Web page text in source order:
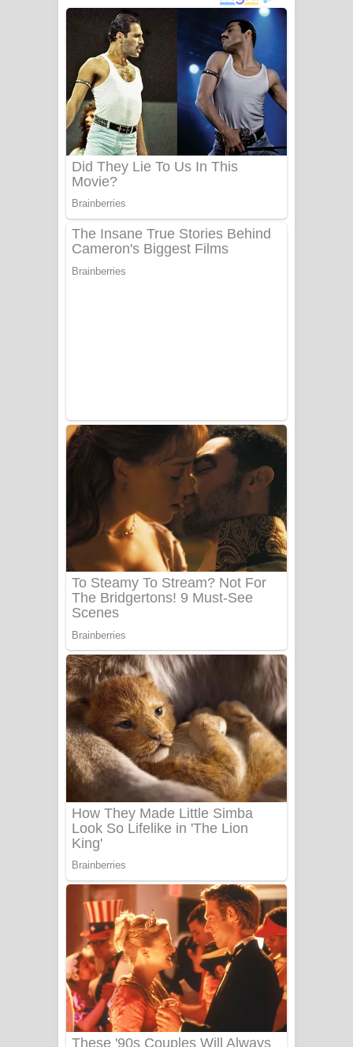
Liyamuda Dan Anagathe Song Lyrics
- ලියමුද දැන් අනාගතේ ගීතයේ පද පෙළ
Doni Song Lyrics - දෝණි ගීතයේ පද
පෙළ
Benthara Palame Song Lyrics -
බැබලෙන ගීතයේ පද පෙළ
Katakara Song Lyrics - කටකාර ගීතයේ
පද පෙළ
Tharu Yaye Dilena Song Lyrics - තරු
යායේ දිලෙනා ගීතයේ පද පෙළ
Ow Man Sosa Song Lyrics - ඔව් මං
සෝසා ගීතයේ පද පෙළ
Aye Lanweela Song Lyrics - ආයේ
ලංවීලා ගීතයේ පද පෙළ
Ala purannata Song Lyrics - ආල
පුරන්නට ගීතයේ පද පෙළ
FEVER DREAM Lyrics - Alex Warren
BTS : Hooligan Lyrics
ගීතයේ පද පෙළ
PATHINIYE Song Lyrics - පතිනියනේ
ගීතයේ පද පෙළ
Sorry Sir Song Lyrics - සොරි සර්
ගීතයේ පද පෙළ